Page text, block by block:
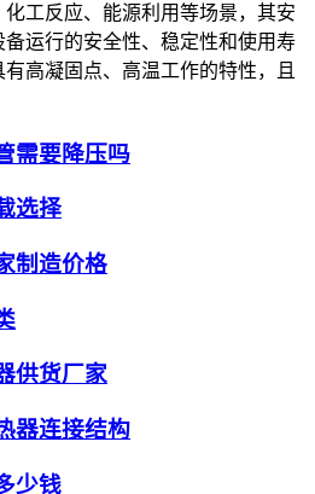
工反应、能源利用等场景，其安
运行的安全性、稳定性和使用寿
高凝固点、高温工作的特性，且
需要降压吗
选择
制造价格
供货厂家
器连接结构
少钱